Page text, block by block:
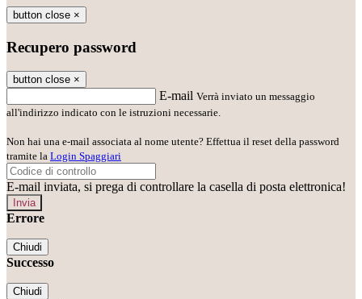
button close ×
Recupero password
button close ×
E-mail Verrà inviato un messaggio
all'indirizzo indicato con le istruzioni necessarie.
Non hai una e-mail associata al nome utente? Effettua il reset della password
tramite la Login Spaggiari
E-mail inviata, si prega di controllare la casella di posta elettronica!
Errore
Chiudi
Successo
Chiudi